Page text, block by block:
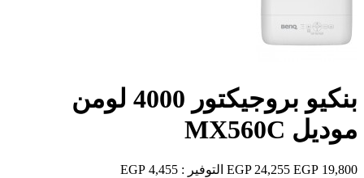
بنكيو بروجيكتور 4000 لومن
موديل MX560C
19,800 EGP
24,255 EGP التوفير : 4,455 EGP